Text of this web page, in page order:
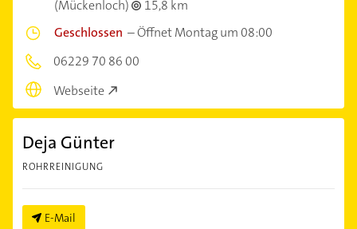
(Mückenloch)
15,8 km
Geschlossen –Öffnet Montag um 08:00
06229 70 86 00
Webseite
Deja Günter
ROHRREINIGUNG
E-Mail